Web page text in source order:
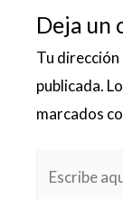
Deja un
Tu
publicada.
marcados